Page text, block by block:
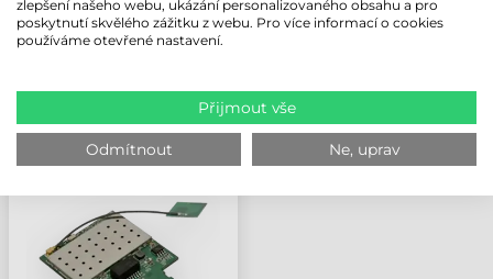
NAPOSLEDY PROHLÍŽENÉ PRODUKTY
GODEX PŘÍSLUŠENSTVÍ,
ZX1X00I/ZX1X00XI/GX4X00I
WI-FI MODUL
zlepšení našeho webu, ukázání personalizovaného obsahu a pro
poskytnutí skvělého zážitku z webu. Pro více informací o cookies
používáme otevřené nastavení.
Přijmout vše
Odmítnout Ne, uprav